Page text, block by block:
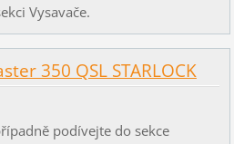
Vysavače.
350 QSL STARLOCK
podívejte do sekce